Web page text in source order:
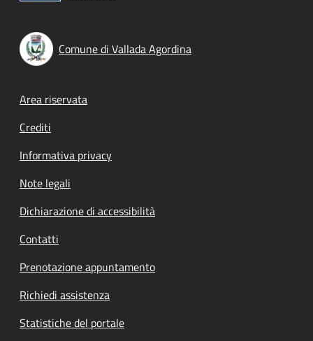
Comune di Vallada Agordina
Footer menu
Area riservata
Crediti
Informativa privacy
Note legali
Dichiarazione di accessibilità
Contatti
Prenotazione appuntamento
Richiedi assistenza
Statistiche del portale